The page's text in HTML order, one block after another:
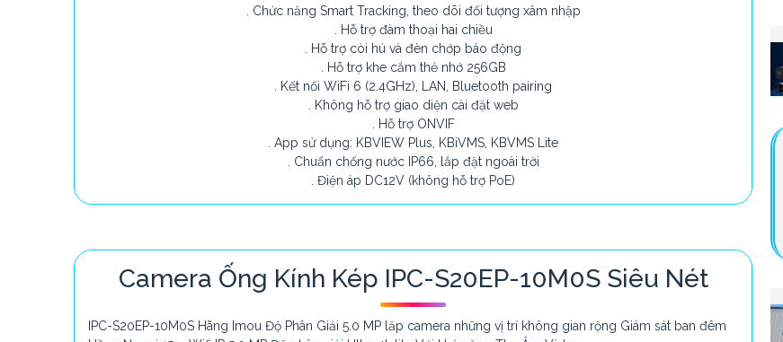
. Chức năng Smart Tracking, theo dõi đối tượng xâm nhập
. Hỗ trợ đàm thoại hai chiều
. Hỗ trợ còi hú và đèn chớp báo động
. Hỗ trợ khe cắm thẻ nhớ 256GB
. Kết nối WiFi 6 (2.4GHz), LAN, Bluetooth pairing
. Không hỗ trợ giao diện cài đặt web
. Hỗ trợ ONVIF
. App sử dụng: KBVIEW Plus, KBiVMS, KBVMS Lite
. Chuẩn chống nước IP66, lắp đặt ngoài trời
. Điện áp DC12V (không hỗ trợ PoE)
Camera Ống Kính Kép IPC-S20EP-10M0S Siêu Nét
IPC-S20EP-10M0S Hãng Imou Độ Phân Giải 5.0 MP lăp camera những vị trí không gian rộng Giám sát ban đêm